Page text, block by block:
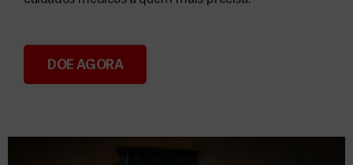
Donativos
DOE AGORA